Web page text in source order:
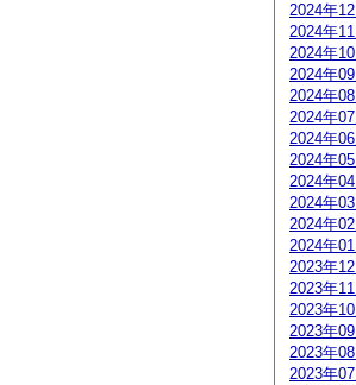
2024年12
2024年11
2024年10
2024年09
2024年08
2024年07
2024年06
2024年05
2024年04
2024年03
2024年02
2024年01
2023年12
2023年11
2023年10
2023年09
2023年08
2023年07